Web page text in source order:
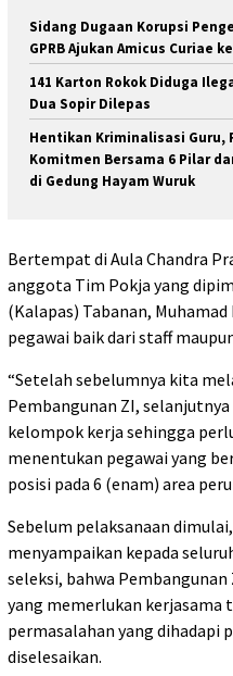
Sidang Dugaan Korupsi
GPRB Ajukan Amicus Curiae
141 Karton Rokok Diduga
Dua Sopir Dilepas
Hentikan Kriminalisasi Guru,
Komitmen Bersama 6 Pilar
di Gedung Hayam Wuruk
Bertempat di Aula Chandra
anggota Tim Pokja yang
(Kalapas) Tabanan,
pegawai baik dari staff
“Setelah sebelumnya kita
Pembangunan ZI,
kelompok kerja sehingga
menentukan pegawai yang
posisi pada 6 (enam) area
Sebelum pelaksanaan
menyampaikan kepada
seleksi, bahwa
yang memerlukan kerjasama
permasalahan yang dihadapi
diselesaikan.